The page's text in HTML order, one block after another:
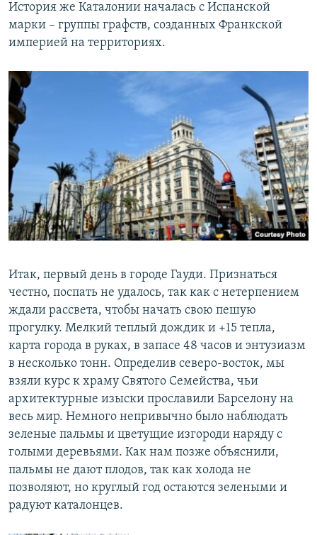
История же Каталонии началась с Испанской
марки – группы графств, созданных Франкской
империей на территориях.
Итак, первый день в городе Гауди. Признаться
честно, поспать не удалось, так как с нетерпением
ждали рассвета, чтобы начать свою пешую
прогулку. Мелкий теплый дождик и +15 тепла,
карта города в руках, в запасе 48 часов и энтузиазм
в несколько тонн. Определив северо-восток, мы
взяли курс к храму Святого Семейства, чьи
архитектурные изыски прославили Барселону на
весь мир. Немного непривычно было наблюдать
зеленые пальмы и цветущие изгороди наряду с
голыми деревьями. Как нам позже объяснили,
пальмы не дают плодов, так как холода не
позволяют, но круглый год остаются зелеными и
радуют каталонцев.